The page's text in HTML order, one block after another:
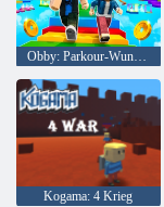
Obby: Parkour-Wunder
Kogama: 4 Krieg